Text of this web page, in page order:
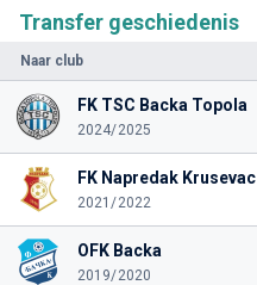
Transfer geschiedenis
Naar club
FK TSC Backa Topola
2024/2025
FK Napredak Krusevac
2021/2022
OFK Backa
2019/2020